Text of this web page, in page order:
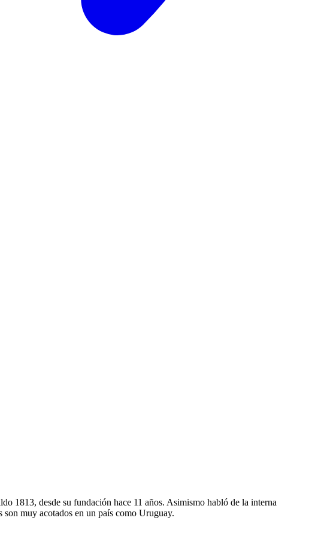
1813, desde su fundación hace 11 años. Asimismo habló de la interna
muy acotados en un país como Uruguay.